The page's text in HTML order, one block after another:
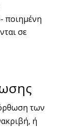
ποιημένη
σε
των
ή